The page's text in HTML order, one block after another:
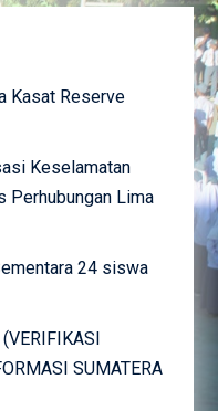
Kasat Reserve
Keselamatan
Perhubungan Lima
24 siswa
SUMATERA